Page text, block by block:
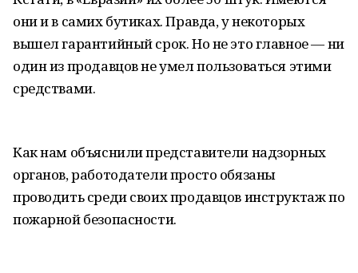
они и в самих бутиках. Правда, у некоторых
вышел гарантийный срок. Но не это главное — ни
один из продавцов не умел пользоваться этими
средствами.
Как нам объяснили представители надзорных
органов, работодатели просто обязаны
проводить среди своих продавцов инструктаж по
пожарной безопасности.